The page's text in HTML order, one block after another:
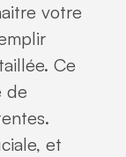
votre
Ce
de
et